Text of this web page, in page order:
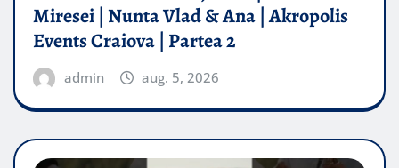
Miresei | Nunta Vlad & Ana | Akropolis
Events Craiova | Partea 2
admin aug. 5, 2026